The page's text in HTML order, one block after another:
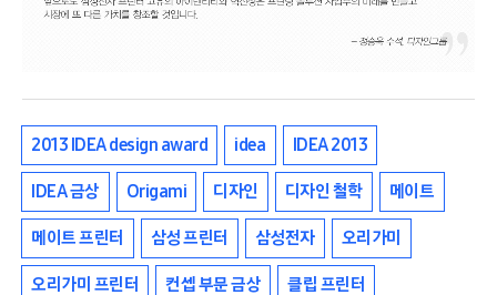
2013 IDEA design award idea IDEA 2013
IDEA 금상 Origami 디자인 디자인 철학 메이트
메이트 프린터 삼성 프린터 삼성전자 오리가미
오리가미 프린터 컨셉 부문 금상 클립 프린터